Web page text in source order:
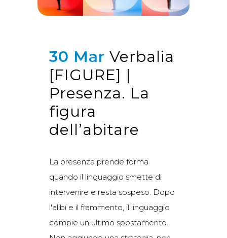
30 Mar Verbalia
[FIGURE] |
Presenza. La
figura
dell’abitare
La presenza prende forma
quando il linguaggio smette di
intervenire e resta sospeso. Dopo
l'alibi e il frammento, il linguaggio
compie un ultimo spostamento.